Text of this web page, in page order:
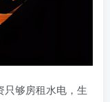
只够房租水电，生